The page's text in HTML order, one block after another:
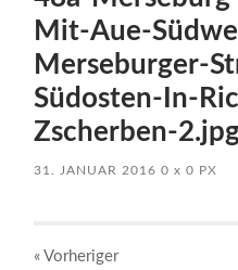
Mit-Aue-
Merseburger-
Südosten-In-
Zscherben-
31. JANUAR 2016 0x 0 PX
« Vorheriger